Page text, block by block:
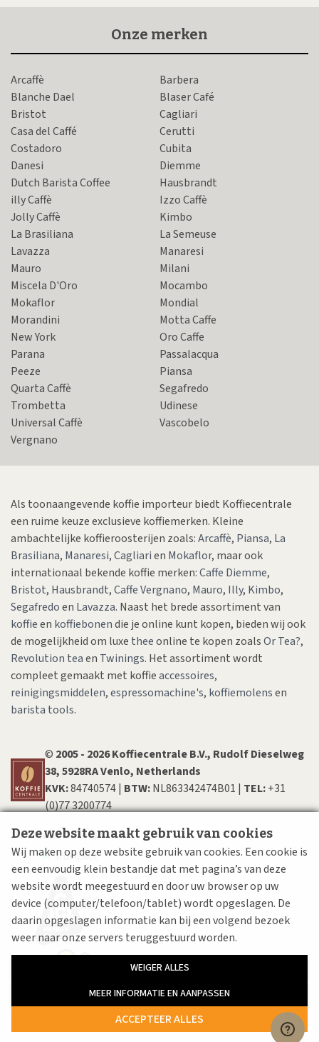
Deze website maakt gebruik van cookies
Wij maken op deze website gebruik van cookies. Een cookie is
een eenvoudig klein bestandje dat met pagina’s van deze
website wordt meegestuurd en door uw browser op uw
device (computer/telefoon/tablet) wordt opgeslagen. De
daarin opgeslagen informatie kan bij een volgend bezoek
weer naar onze servers teruggestuurd worden.
WEIGER ALLES
MEER INFORMATIE EN AANPASSEN
ACCEPTEER ALLES
Onze merken
Arcaffè
Barbera
Blanche Dael
Blaser Café
Bristot
Cagliari
Casa del Caffé
Cerutti
Costadoro
Cubita
Danesi
Diemme
Dutch Barista Coffee
Hausbrandt
illy Caffè
Izzo Caffè
Jolly Caffè
Kimbo
La Brasiliana
La Semeuse
Lavazza
Manaresi
Mauro
Milani
Miscela D'Oro
Mocambo
Mokaflor
Mondial
Morandini
Motta Caffe
New York
Oro Caffe
Parana
Passalacqua
Peeze
Piansa
Quarta Caffè
Segafredo
Trombetta
Udinese
Universal Caffè
Vascobelo
Vergnano
Als toonaangevende koffie importeur biedt Koffiecentrale
een ruime keuze exclusieve koffiemerken. Kleine
ambachtelijke koffieroosterijen zoals:Arcaffè, Piansa, La
Brasiliana, Manaresi,Cagliarien Mokaflor, maar ook
internationaal bekende koffie merken:Caffe Diemme,
Bristot, Hausbrandt,Caffe Vergnano, Mauro, Illy, Kimbo,
Segafredoen Lavazza. Naast het brede assortiment van
koffieen koffiebonendie je online kunt kopen, bieden wij ook
de mogelijkheid om luxe theeonline te kopen zoalsOr Tea?,
Revolution teaen Twinings. Het assortiment wordt
compleet gemaakt met koffieaccessoires,
reinigingsmiddelen,espressomachine's, koffiemolensen
barista tools.
© 200​5​ - 2026 Koffiecentrale B.V., Rudolf Dieselweg
38, 5928RA Venlo, Netherlands
KVK:84740574 | BTW:NL863342474B01 | TEL:+31
(0)77 3200774